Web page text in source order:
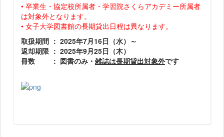
• 卒業生・協定校所属者・学習院さくらアカデミー所属者
は対象外となります。
• 女子大学図書館の長期貸出日程は異なります。
取扱期間 ： 2025年7月16日（水）～
返却期限 ： 2025年9月25日（木）
冊数 ： 図書のみ・ 雑誌は長期貸出対象外です